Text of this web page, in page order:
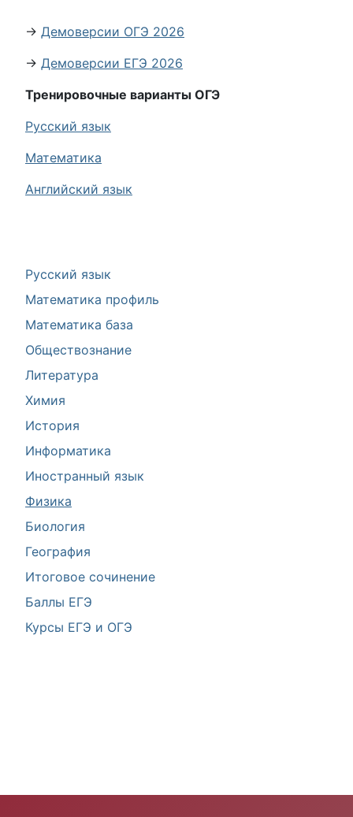
Русский язык
Математика профиль
Математика база
Обществознание
Литература
Химия
История
Информатика
Иностранный язык
Физика
Биология
География
Итоговое сочинение
Баллы ЕГЭ
Курсы ЕГЭ и ОГЭ
→ Демоверсии ОГЭ 2026
→ Демоверсии ЕГЭ 2026
Тренировочные варианты ОГЭ
Русский язык
Математика
Английский язык